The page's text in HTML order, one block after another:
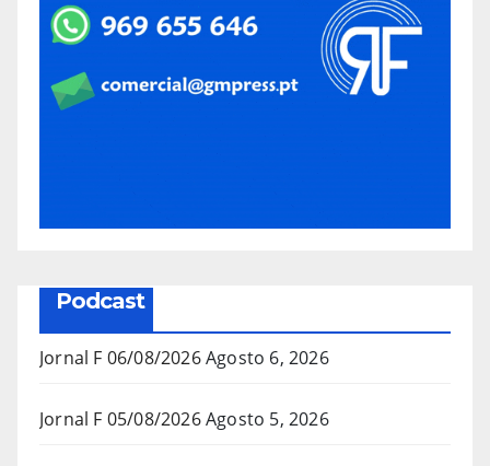
Podcast
Jornal F 06/08/2026Agosto 6, 2026
Jornal F 05/08/2026Agosto 5, 2026